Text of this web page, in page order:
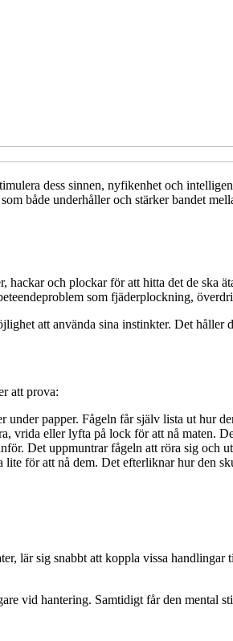
dess sinnen, nyfikenhet och
både underhåller och stärker bandet
och plockar för att hitta det de ska
som fjäderplockning,
att använda sina instinkter. Det
att prova:
papper. Fågeln får själv lista ut hur
vrida eller lyfta på lock för att nå maten.
Det uppmuntrar fågeln att röra sig och
för att nå dem. Det efterliknar hur den
lär sig snabbt att koppla vissa
vid hantering. Samtidigt får den mental